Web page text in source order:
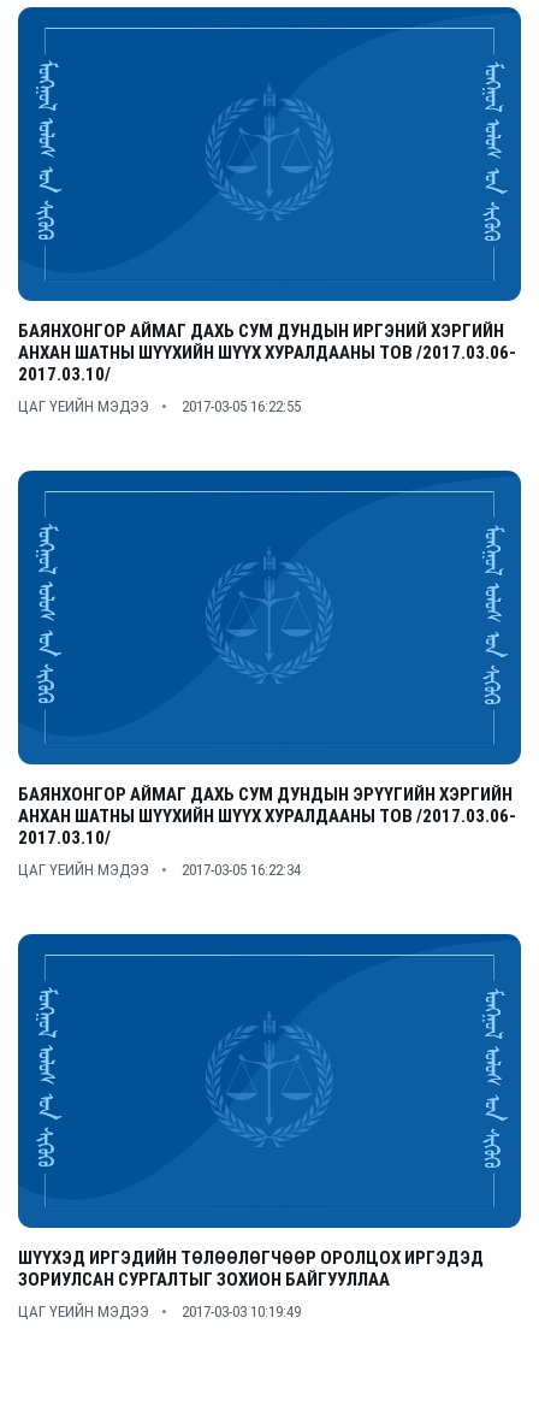
БАЯНХОНГОР АЙМАГ ДАХЬ СУМ ДУНДЫН ИРГЭНИЙ ХЭРГИЙН
АНХАН ШАТНЫ ШҮҮХИЙН ШҮҮХ ХУРАЛДААНЫ ТОВ /2017.03.06-
2017.03.10/
ЦАГ ҮЕИЙН МЭДЭЭ 2017-03-05 16:22:55
БАЯНХОНГОР АЙМАГ ДАХЬ СУМ ДУНДЫН ЭРҮҮГИЙН ХЭРГИЙН
АНХАН ШАТНЫ ШҮҮХИЙН ШҮҮХ ХУРАЛДААНЫ ТОВ /2017.03.06-
2017.03.10/
ЦАГ ҮЕИЙН МЭДЭЭ 2017-03-05 16:22:34
ШҮҮХЭД ИРГЭДИЙН ТӨЛӨӨЛӨГЧӨӨР ОРОЛЦОХ ИРГЭДЭД
ЗОРИУЛСАН СУРГАЛТЫГ ЗОХИОН БАЙГУУЛЛАА
ЦАГ ҮЕИЙН МЭДЭЭ 2017-03-03 10:19:49